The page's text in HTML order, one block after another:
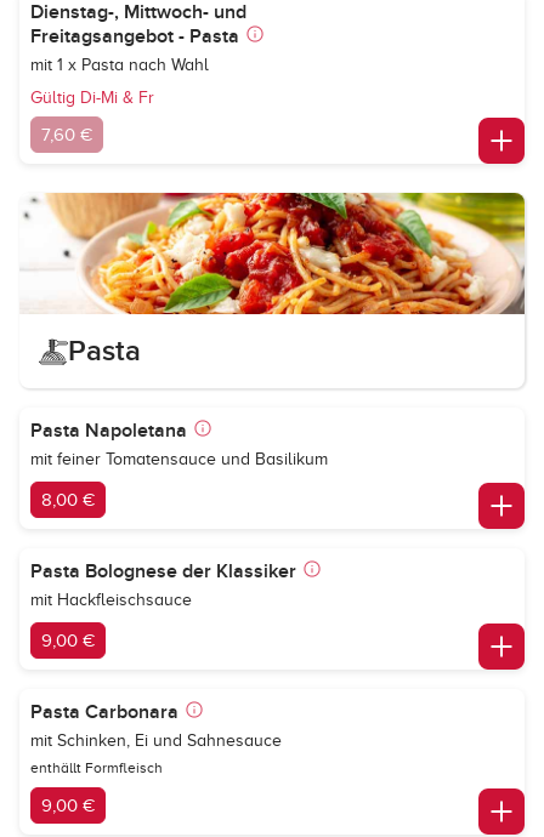
Dienstag-, Mittwoch- und
Freitagsangebot - Pasta
mit 1 x Pasta nach Wahl
Gültig Di-Mi & Fr
7,60 €
Pasta
Pasta Napoletana
mit feiner Tomatensauce und Basilikum
8,00 €
Pasta Bolognese der Klassiker
mit Hackfleischsauce
9,00 €
Pasta Carbonara
mit Schinken, Ei und Sahnesauce
enthällt Formfleisch
9,00 €